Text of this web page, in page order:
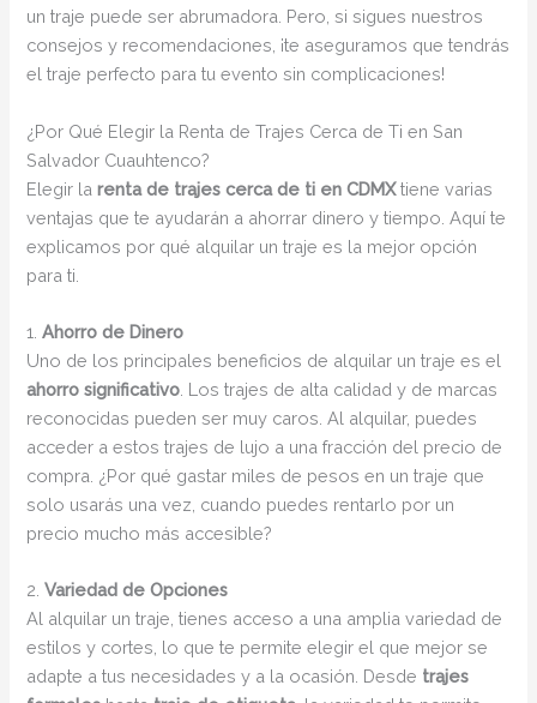
un traje puede ser abrumadora. Pero, si sigues nuestros
consejos y recomendaciones, ¡te aseguramos que tendrás
el traje perfecto para tu evento sin complicaciones!
¿Por Qué Elegir la Renta de Trajes Cerca de Ti en San
Salvador Cuauhtenco?
Elegir larenta de trajes cerca de ti en CDMXtiene varias
ventajas que te ayudarán a ahorrar dinero y tiempo. Aquí te
explicamos por qué alquilar un traje es la mejor opción
para ti.
1.Ahorro de Dinero
Uno de los principales beneficios de alquilar un traje es el
ahorro significativo . Los trajes de alta calidad y de marcas
reconocidas pueden ser muy caros. Al alquilar, puedes
acceder a estos trajes de lujo a una fracción del precio de
compra. ¿Por qué gastar miles de pesos en un traje que
solo usarás una vez, cuando puedes rentarlo por un
precio mucho más accesible?
2.Variedad de Opciones
Al alquilar un traje, tienes acceso a una amplia variedad de
estilos y cortes, lo que te permite elegir el que mejor se
adapte a tus necesidades y a la ocasión. Desde trajes